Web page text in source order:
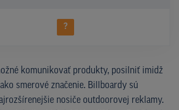
?
komunikovať produkty, posilniť imidž
smerové značenie. Billboardy sú
nosiče outdoorovej reklamy.